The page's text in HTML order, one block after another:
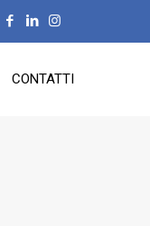
CONTATTI